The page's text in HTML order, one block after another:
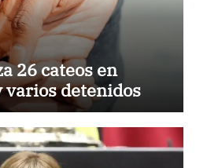
26 cateos en
varios detenidos